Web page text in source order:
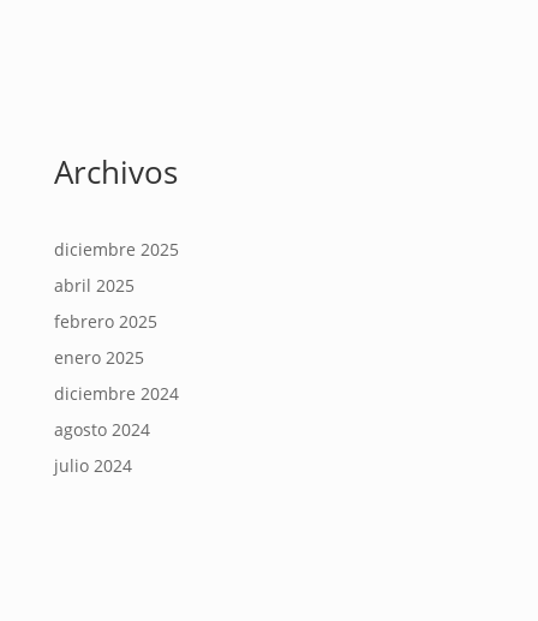
Archivos
diciembre 2025
abril 2025
febrero 2025
enero 2025
diciembre 2024
agosto 2024
julio 2024